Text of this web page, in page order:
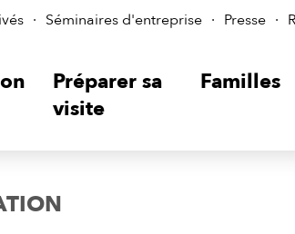
Séminaires d'entreprise Presse
Préparer sa
visite
Familles